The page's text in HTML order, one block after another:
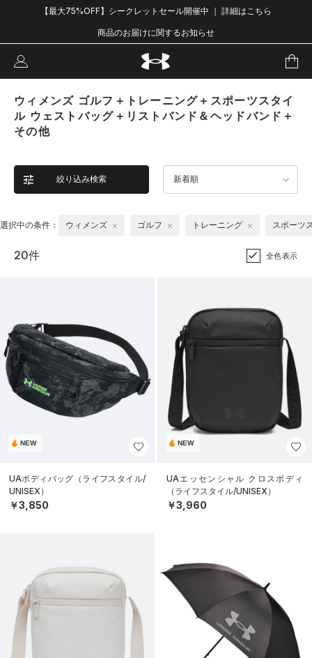
【最大75%OFF】シークレットセール開催中 ｜ 詳細はこちら
商品のお届けに関するお知らせ
ウィメンズ ゴルフ＋トレーニング＋スポーツスタイ
ル ウェストバッグ＋リストバンド＆ヘッドバンド＋
その他
絞り込み検索 新着順
選択中の条件： ウィメンズ ゴルフ トレーニング スポーツ
20件 全色表示
NEW
UAボディバッグ（ライフスタイル/
UNISEX）
￥3,850
NEW
UAエッセンシャル クロスボディ
（ライフスタイル/UNISEX）
￥3,960